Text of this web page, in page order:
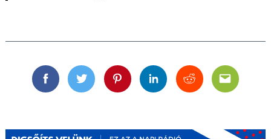
FacebookTwitterPinterestLinkedinRedditEmail